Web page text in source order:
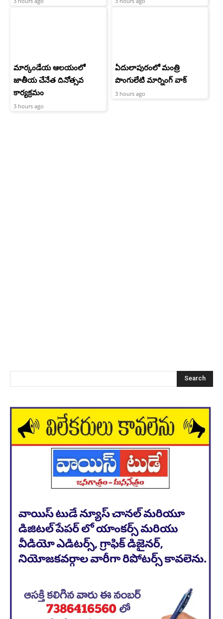
మార్కండేయ ఆలయంలో
జాతీయ చేనేత దినోత్సవ
కార్యక్రమం
3 hours ago
ఏదులాపురంలో మంత్రి
పొంగులేటి మార్నింగ్ వాక్
3 hours ago
Search